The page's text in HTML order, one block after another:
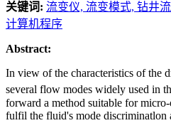
关键词: 流变仪, 流变模式, 钻井
计算机程序
Abstract:
In view of the characteristics of the
several flow modes widely used in
forward a method suitable for
fulfil the fluid's mode discriminatlon